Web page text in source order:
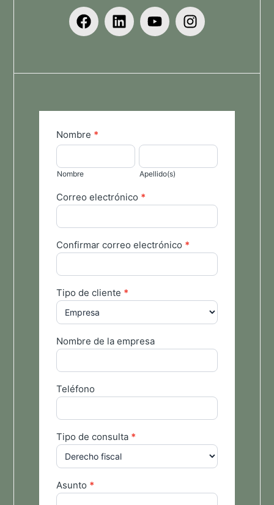
Form
general
Nombre *
Nombre
Nombre
Apellido(s)
Apellido(s)
Correo electrónico *
Confirmar correo electrónico *
Tipo de cliente *
Nombre de la empresa
Teléfono
Tipo de consulta *
Asunto *